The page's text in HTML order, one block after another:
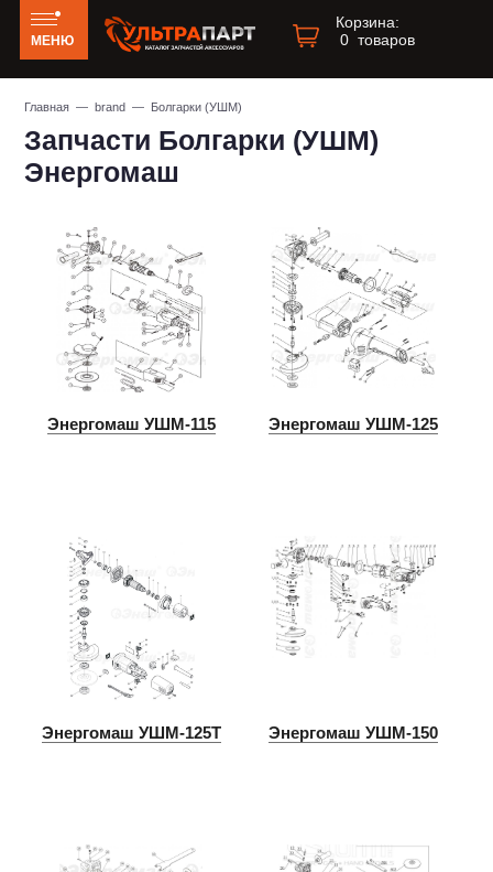
МЕНЮ
Корзина:
0 товаров
Главная —brand — Болгарки (УШМ)
Запчасти Болгарки (УШМ)
Энергомаш
Энергомаш УШМ-115 Энергомаш УШМ-125
Энергомаш УШМ-125Т Энергомаш УШМ-150